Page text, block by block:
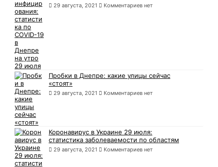
29 августа, 2021 Комментариев нет
Пробки в Днепре: какие улицы сейчас
«стоят»
29 августа, 2021 Комментариев нет
Коронавирус в Украине 29 июля:
статистика заболеваемости по областям
29 августа, 2021 Комментариев нет